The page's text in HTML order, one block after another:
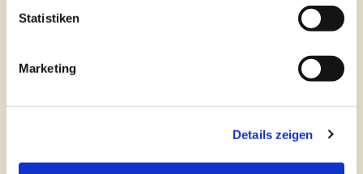
Statistiken
Marketing
Details zeigen
Evangelische Kirchengemeinde Steinhagen
Mail:gemeindeamt@kirche-steinhagen.de
Gemeinde- und Friedhofsamt